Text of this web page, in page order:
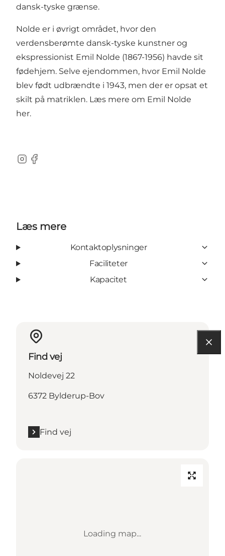
dansk-tyske grænse.
Nolde er i øvrigt området, hvor den
verdensberømte dansk-tyske kunstner og
ekspressionist Emil Nolde (1867-1956) havde sit
fødehjem. Selve ejendommen, hvor Emil Nolde
blev født udbrændte i 1943, men der er opsat et
skilt på matriklen. Læs mere om Emil Nolde
her.
instagram
facebook
Læs mere
Kontaktoplysninger
Faciliteter
Kapacitet
Find vej
Noldevej 22
6372 Bylderup-Bov
Find vej
Loading map...